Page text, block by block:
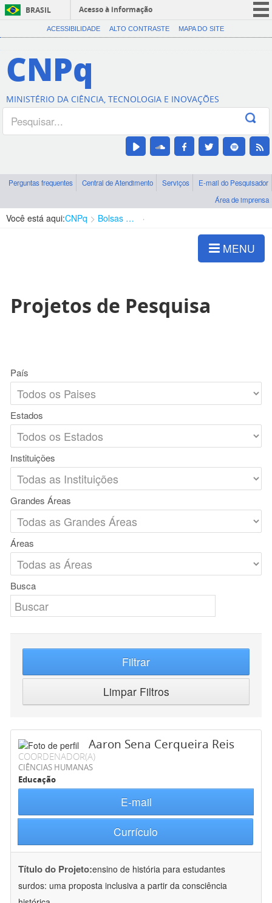
BRASIL
Acesso à informação
CORONAVÍRUS (COVID-19)
Canais
ACESSIBILIDADE ALTO CONTRASTE MAPA DO SITE
CNPq
MINISTÉRIO DA CIÊNCIA, TECNOLOGIA E INOVAÇÕES
Perguntas frequentes Central de Atendimento Serviços
E-mail do Pesquisador
Área de imprensa
Você está aqui:CNPq Bolsas e Auxílios Vigentes
MENU
Projetos de Pesquisa
País
Estados
Instituições
Grandes Áreas
Áreas
Busca
Filtrar
Limpar Filtros
Aaron Sena Cerqueira Reis
COORDENADOR(A)
CIÊNCIAS HUMANAS
Educação
E-mail
Currículo
Título do Projeto:ensino de história para estudantes
surdos: uma proposta inclusiva a partir da consciência